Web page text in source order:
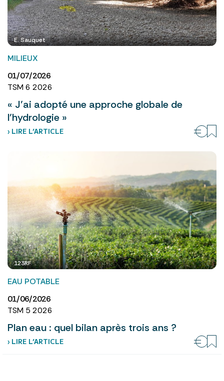
E. Sauquet
MILIEUX
01/07/2026
TSM 6 2026
« J’ai adopté une approche globale de
l’hydrologie »
› LIRE L’ARTICLE
123RF
EAU POTABLE
01/06/2026
TSM 5 2026
Plan eau : quel bilan après trois ans ?
› LIRE L’ARTICLE